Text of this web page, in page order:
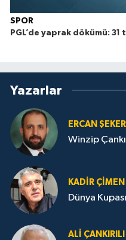
SPOR
PGL’de yaprak dökümü:
Yazarlar
ERCAN ŞEKER
Winzip
KADIR ÇIMEN
Dünya
ALI ÇANKIRILI